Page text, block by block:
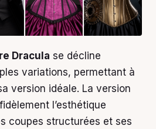
Dracula se décline
variations, permettant à
version idéale. La version
l’esthétique
coupes structurées et ses